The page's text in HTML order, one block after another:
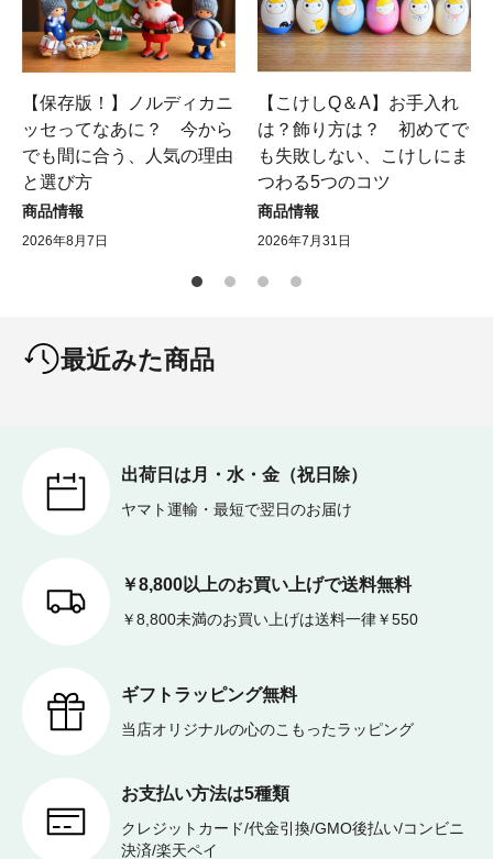
【保存版！】ノルディカニ
ッセってなあに？ 今から
でも間に合う、人気の理由
と選び方
商品情報
2026年8月7日
【こけしQ＆A】お手入れ
は？飾り方は？ 初めてで
も失敗しない、こけしにま
つわる5つのコツ
商品情報
2026年7月31日
最近みた商品
出荷日は月・水・金（祝日除）
ヤマト運輸・最短で翌日のお届け
￥8,800以上のお買い上げで送料無料
￥8,800未満のお買い上げは送料一律￥550
ギフトラッピング無料
当店オリジナルの心のこもったラッピング
お支払い方法は5種類
クレジットカード/代金引換/GMO後払い/コンビニ
決済/楽天ペイ